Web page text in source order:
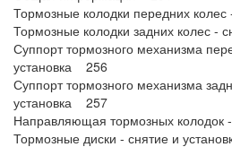
Тормозные колодки передних
Тормозные колодки задних колес -
Суппорт тормозного механизма
установка 256
Суппорт тормозного механизма
установка 257
Направляющая тормозных колодок
Тормозные диски - снятие и